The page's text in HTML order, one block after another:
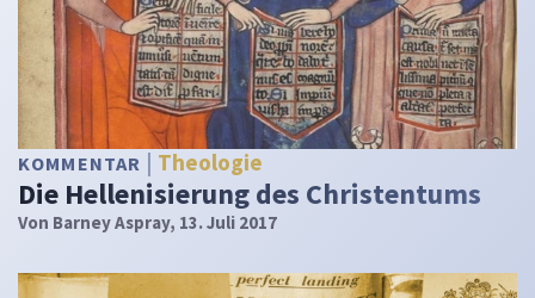
KOMMENTAR Theologie
Die Hellenisierung des Christentums
Von Barney Aspray, 13. Juli 2017